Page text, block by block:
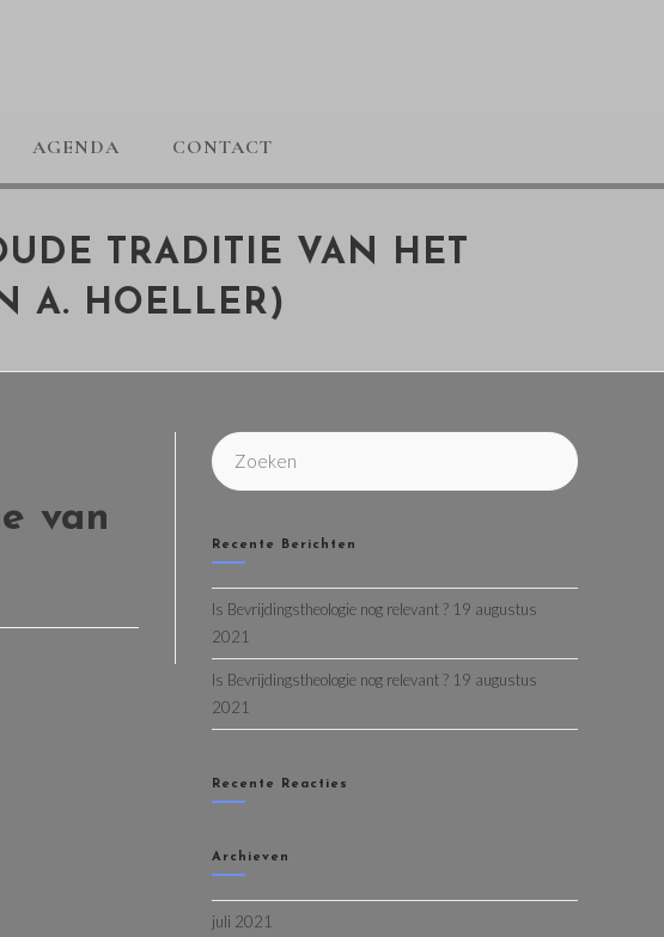
AGENDA CONTACT
TRADITIE VAN HET
A. HOELLER)
van
Recente Berichten
Is Bevrijdingstheologie nog relevant ? 19 augustus
2021
Is Bevrijdingstheologie nog relevant ? 19 augustus
2021
Recente Reacties
Archieven
juli 2021